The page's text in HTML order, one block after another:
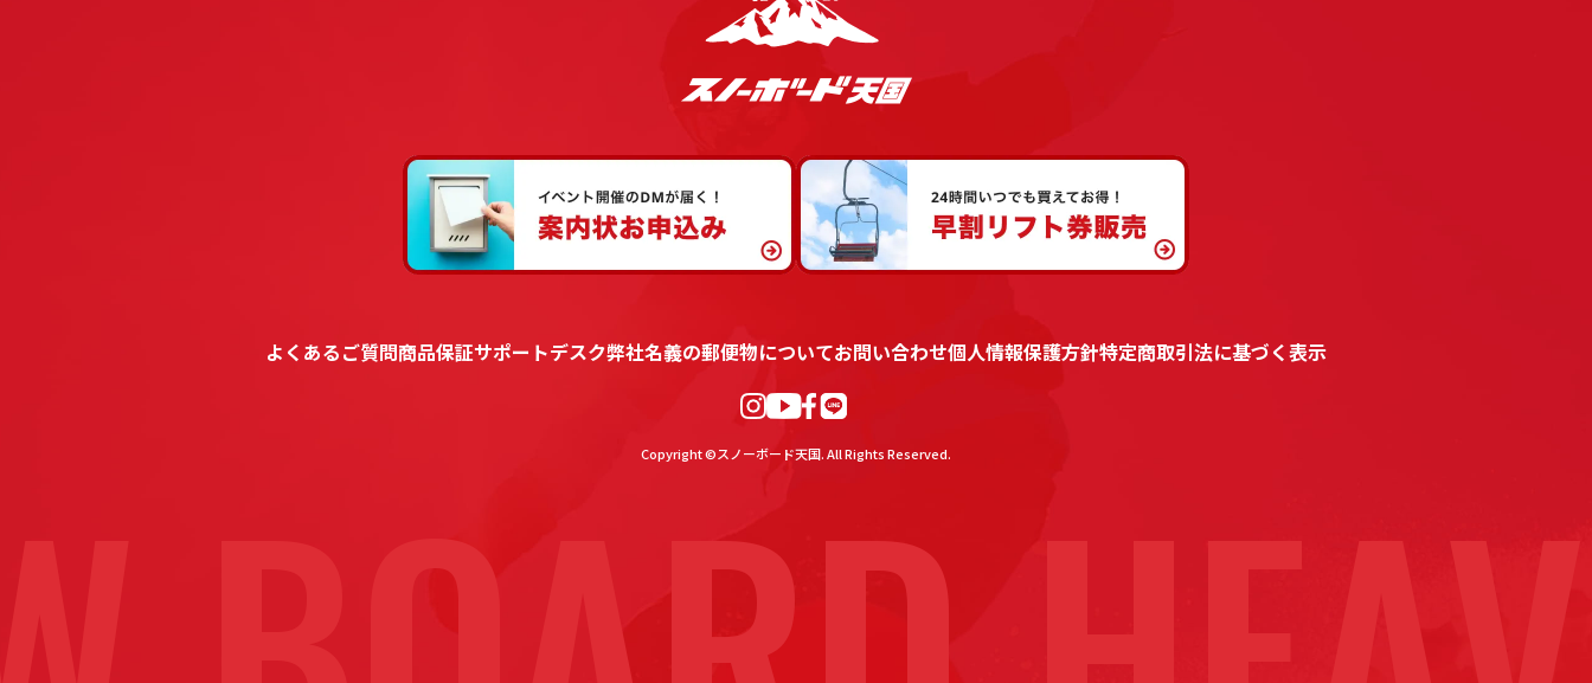
よくあるご質問商品保証サポートデスク弊社名義の郵便物についてお問い合わせ個人情報保護方針特定商取引法に基づく表示
Copyright ©スノーボード天国. All Rights Reserved.